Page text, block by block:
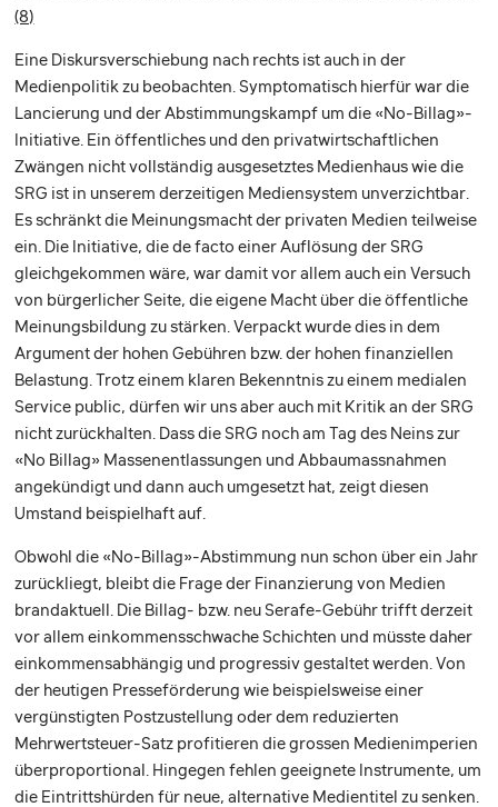
(8)
Eine Diskursverschiebung nach rechts ist auch in der
Medienpolitik zu beobachten. Symptomatisch hierfür war die
Lancierung und der Abstimmungskampf um die «No-Billag»-
Initiative. Ein öffentliches und den privatwirtschaftlichen
Zwängen nicht vollständig ausgesetztes Medienhaus wie die
SRG ist in unserem derzeitigen Mediensystem unverzichtbar.
Es schränkt die Meinungsmacht der privaten Medien teilweise
ein. Die Initiative, die de facto einer Auflösung der SRG
gleichgekommen wäre, war damit vor allem auch ein Versuch
von bürgerlicher Seite, die eigene Macht über die öffentliche
Meinungsbildung zu stärken. Verpackt wurde dies in dem
Argument der hohen Gebühren bzw. der hohen finanziellen
Belastung. Trotz einem klaren Bekenntnis zu einem medialen
Service public, dürfen wir uns aber auch mit Kritik an der SRG
nicht zurückhalten. Dass die SRG noch am Tag des Neins zur
«No Billag» Massenentlassungen und Abbaumassnahmen
angekündigt und dann auch umgesetzt hat, zeigt diesen
Umstand beispielhaft auf.
Obwohl die «No-Billag»-Abstimmung nun schon über ein Jahr
zurückliegt, bleibt die Frage der Finanzierung von Medien
brandaktuell. Die Billag- bzw. neu Serafe-Gebühr trifft derzeit
vor allem einkommensschwache Schichten und müsste daher
einkommensabhängig und progressiv gestaltet werden. Von
der heutigen Presseförderung wie beispielsweise einer
vergünstigten Postzustellung oder dem reduzierten
Mehrwertsteuer-Satz profitieren die grossen Medienimperien
überproportional. Hingegen fehlen geeignete Instrumente, um
die Eintrittshürden für neue, alternative Medientitel zu senken.